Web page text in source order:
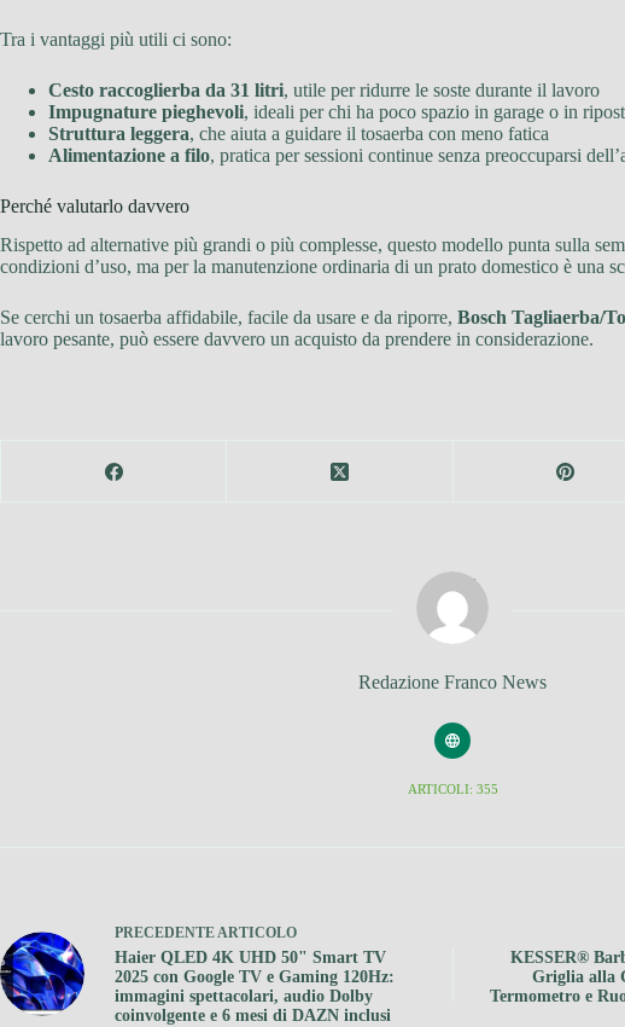
Tra i vantaggi più utili ci sono:
Cesto raccoglierba da 31 litri, utile per ridurre le soste durante il lavoro
Impugnature pieghevoli, ideali per chi ha poco spazio in garage o in
Struttura leggera, che aiuta a guidare il tosaerba con meno fatica
Alimentazione a filo, pratica per sessioni continue senza preoccuparsi
Perché valutarlo davvero
Rispetto ad alternative più grandi o più complesse, questo modello punta sulla
condizioni d’uso, ma per la manutenzione ordinaria di un prato domestico è una
Se cerchi un tosaerba affidabile, facile da usare e da riporre, Bosch Tagliaerba/
lavoro pesante, può essere davvero un acquisto da prendere in considerazione.
Redazione Franco News
ARTICOLI: 355
PRECEDENTEARTICOLO
Haier QLED 4K UHD 50" Smart TV
2025 con Google TV e Gaming 120Hz:
immagini spettacolari, audio Dolby
coinvolgente e 6 mesi di DAZN inclusi
KESSER®
Griglia alla
Termometro e